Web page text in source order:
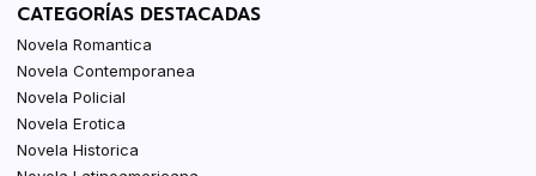
CATEGORÍAS DESTACADAS
Novela Romantica
Novela Contemporanea
Novela Policial
Novela Erotica
Novela Historica